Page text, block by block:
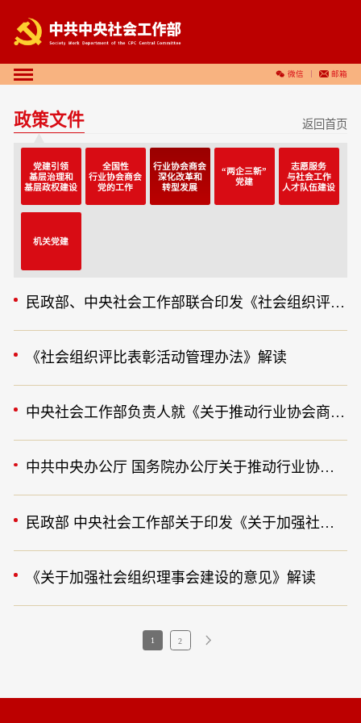
微信 邮箱
政策文件 返回首页
党建引领
基层治理和
基层政权建设
全国性
行业协会商会
党的工作
行业协会商会
深化改革和
转型发展
“两企三新”
党建
志愿服务
与社会工作
人才队伍建设
机关党建
民政部、中央社会工作部联合印发《社会组织评比表彰活动管理办法》
《社会组织评比表彰活动管理办法》解读
中央社会工作部负责人就《关于推动行业协会商会深化改革的意见》答记者问
中共中央办公厅 国务院办公厅关于推动行业协会商会深化改革的意见
民政部 中央社会工作部关于印发《关于加强社会组织理事会建设的意见》的通知
《关于加强社会组织理事会建设的意见》解读
1 2